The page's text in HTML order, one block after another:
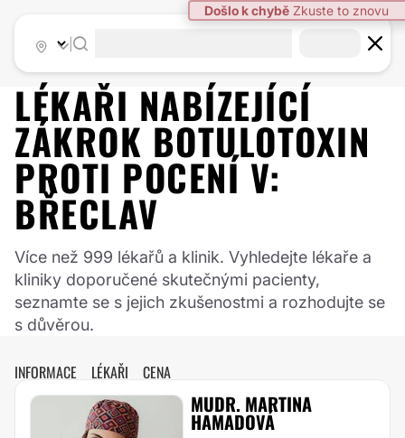
LÉKAŘI NABÍZEJÍCÍ
ZÁKROK BOTULOTOXIN
PROTI POCENÍ V:
BŘECLAV
Více než 999 lékařů a klinik. Vyhledejte lékaře a
kliniky doporučené skutečnými pacienty,
seznamte se s jejich zkušenostmi a rozhodujte se
s důvěrou.
INFORMACE LÉKAŘI CENA
MUDR. MARTINA
HAMADOVÁ